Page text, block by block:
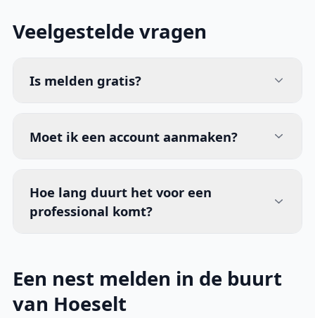
Veelgestelde vragen
Is melden gratis?
Moet ik een account aanmaken?
Hoe lang duurt het voor een
professional komt?
Een nest melden in de buurt
van Hoeselt